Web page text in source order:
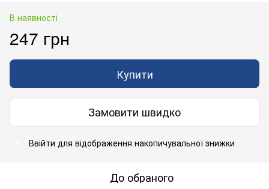
В наявності
247 грн
Купити
Замовити швидко
Ввійти для відображення накопичувальної знижки
До обраного